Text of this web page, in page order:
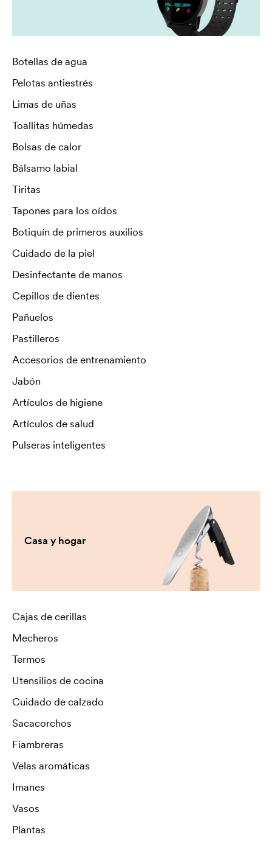
Botellas de agua
Pelotas antiestrés
Limas de uñas
Toallitas húmedas
Bolsas de calor
Bálsamo labial
Tiritas
Tapones para los oídos
Botiquín de primeros auxilios
Cuidado de la piel
Desinfectante de manos
Cepillos de dientes
Pañuelos
Pastilleros
Accesorios de entrenamiento
Jabón
Artículos de higiene
Artículos de salud
Pulseras inteligentes
Casa y hogar
Cajas de cerillas
Mecheros
Termos
Utensilios de cocina
Cuidado de calzado
Sacacorchos
Fiambreras
Velas aromáticas
Imanes
Vasos
Plantas